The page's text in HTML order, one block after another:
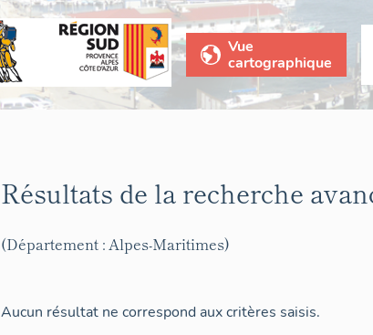
Vue
cartographique
Résultats de la recherche
(Département : Alpes-Maritimes)
Aucun résultat ne correspond aux critères saisis.